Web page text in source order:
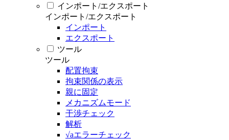
インポート/エクスポート
インポート/エクスポート
インポート
エクスポート
ツール
ツール
配置拘束
拘束関係の表示
親に固定
メカニズムモード
干渉チェック
解析
√aエラーチェック